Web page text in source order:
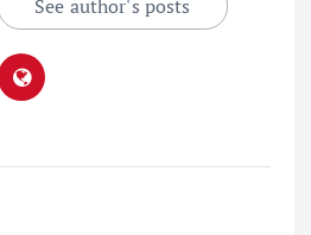
See author's posts